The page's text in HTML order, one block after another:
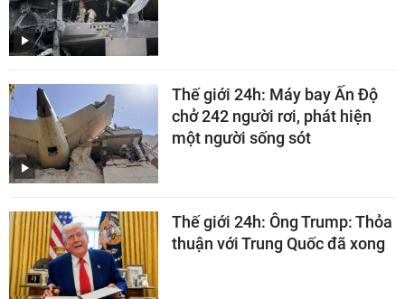
Thế giới 24h: Máy bay Ấn Độ
chở 242 người rơi, phát hiện
một người sống sót
Thế giới 24h: Ông Trump: Thỏa
thuận với Trung Quốc đã xong